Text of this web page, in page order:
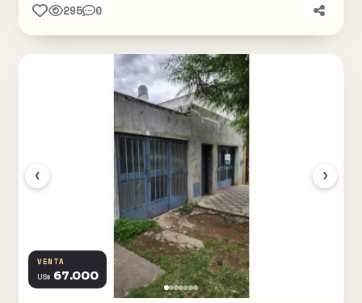
295 0
‹ ›
VENTA
US$ 67.000